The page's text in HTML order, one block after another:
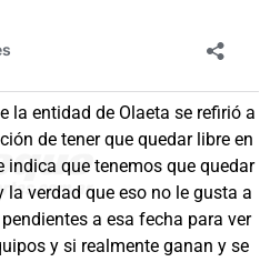
la entidad de Olaeta se refirió a
de tener que quedar libre en
indica que tenemos que quedar
verdad que eso no le gusta a
a esa fecha para ver
y si realmente ganan y se